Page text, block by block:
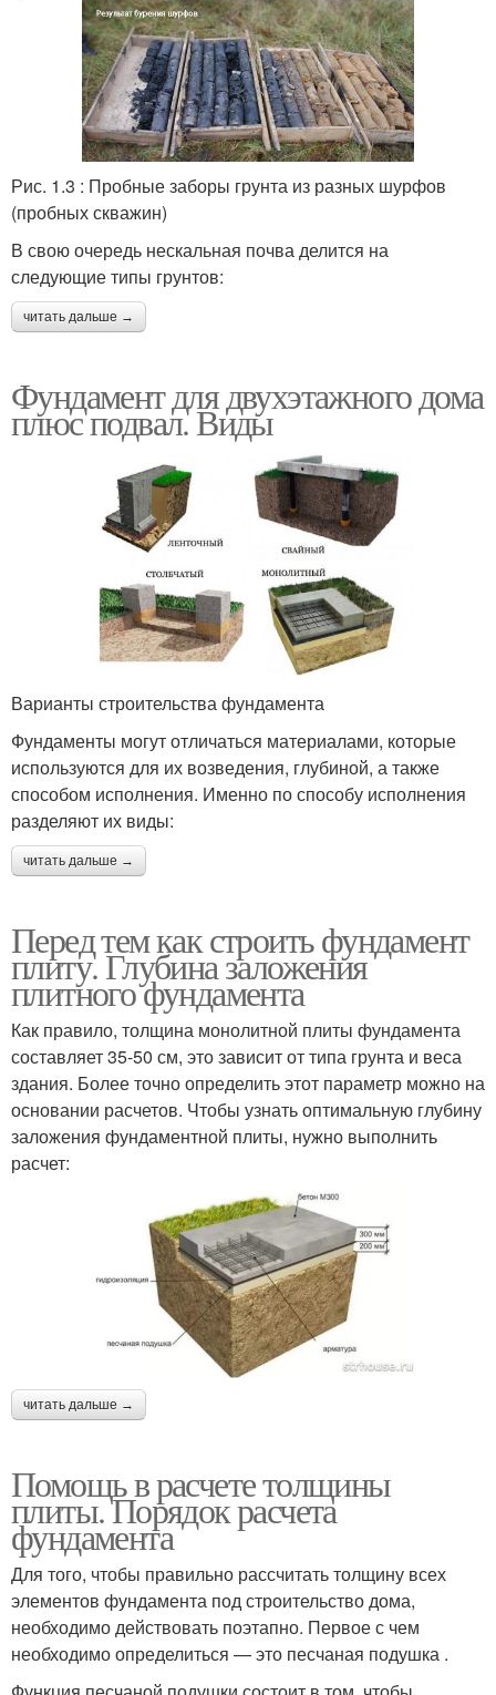
Рис. 1.3 : Пробные заборы грунта из разных шурфов
(пробных скважин)
В свою очередь нескальная почва делится на
следующие типы грунтов:
читать дальше →
Фундамент для двухэтажного дома
плюс подвал. Виды
Варианты строительства фундамента
Фундаменты могут отличаться материалами, которые
используются для их возведения, глубиной, а также
способом исполнения. Именно по способу исполнения
разделяют их виды:
читать дальше →
Перед тем как строить фундамент
плиту. Глубина заложения
плитного фундамента
Как правило, толщина монолитной плиты фундамента
составляет 35-50 см, это зависит от типа грунта и веса
здания. Более точно определить этот параметр можно на
основании расчетов. Чтобы узнать оптимальную глубину
заложения фундаментной плиты, нужно выполнить
расчет:
читать дальше →
Помощь в расчете толщины
плиты. Порядок расчета
фундамента
Для того, чтобы правильно рассчитать толщину всех
элементов фундамента под строительство дома,
необходимо действовать поэтапно. Первое с чем
необходимо определиться — это песчаная подушка .